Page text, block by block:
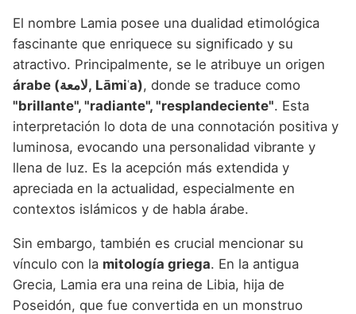
Nombres de Niña que empiezan por Z
El nombre Lamia posee una dualidad etimológica
fascinante que enriquece su significado y su
atractivo. Principalmente, se le atribuye un origen
árabe (لامعة, Lāmiʿa), donde se traduce como
"brillante", "radiante", "resplandeciente". Esta
interpretación lo dota de una connotación positiva y
luminosa, evocando una personalidad vibrante y
llena de luz. Es la acepción más extendida y
apreciada en la actualidad, especialmente en
contextos islámicos y de habla árabe.
Sin embargo, también es crucial mencionar su
vínculo con la mitología griega. En la antigua
Grecia, Lamia era una reina de Libia, hija de
Poseidón, que fue convertida en un monstruo